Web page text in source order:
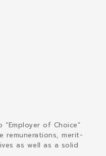
of Choice”
remunerations, merit-
as well as a solid